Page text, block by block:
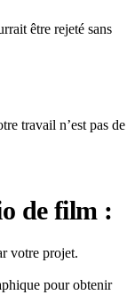
être rejeté sans
travail n’est pas de
de film :
votre projet.
pour obtenir